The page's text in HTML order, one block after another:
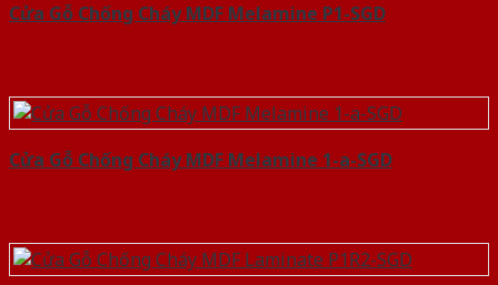
Cửa Gỗ Chống Cháy MDF Melamine P1-SGD
Cửa Gỗ Chống Cháy MDF Melamine 1-a-SGD